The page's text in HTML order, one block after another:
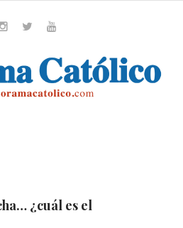
¿cuál es el